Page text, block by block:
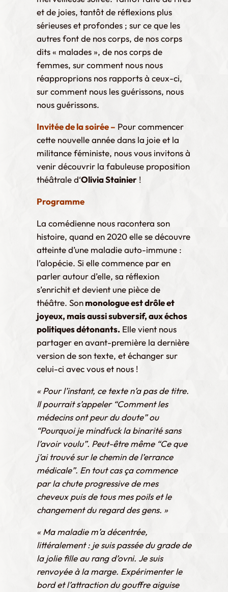
et de joies, tantôt de réflexions plus
sérieuses et profondes ; sur ce que les
autres font de nos corps, de nos corps
dits « malades », de nos corps de
femmes, sur comment nous nous
réapproprions nos rapports à ceux-ci,
sur comment nous les guérissons, nous
nous guérissons.
Invitée de la soirée – Pour commencer
cette nouvelle année dans la joie et la
militance féministe, nous vous invitons à
venir découvrir la fabuleuse proposition
théâtrale d‘Olivia Stainier !
Programme
La comédienne nous racontera son
histoire, quand en 2020 elle se découvre
atteinte d’une maladie auto-immune :
l’alopécie. Si elle commence par en
parler autour d’elle, sa réflexion
s’enrichit et devient une pièce de
théâtre. Sonmonologue est drôle et
joyeux, mais aussi subversif, aux échos
politiques détonants. Elle vient nous
partager en avant-première la dernière
version de son texte, et échanger sur
celui-ci avec vous et nous !
« Pour l’instant, ce texte n’a pas de titre.
Il pourrait s’appeler “Comment les
médecins ont peur du doute” ou
“Pourquoi je mindfuck la binarité sans
l’avoir voulu”. Peut-être même “Ce que
j’ai trouvé sur le chemin de l’errance
médicale”. En tout cas ça commence
par la chute progressive de mes
cheveux puis de tous mes poils et le
changement du regard des gens. »
« Ma maladie m’a décentrée,
littéralement : je suis passée du grade de
la jolie fille au rang d’ovni. Je suis
renvoyée à la marge. Expérimenter le
bord et l’attraction du gouffre aiguise